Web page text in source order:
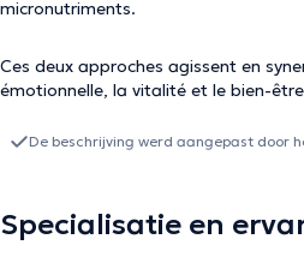
micronutriments.
Ces deux approches agissent en
émotionnelle, la vitalité et le bien-
De beschrijving werd aangepast door
Specialisatie en